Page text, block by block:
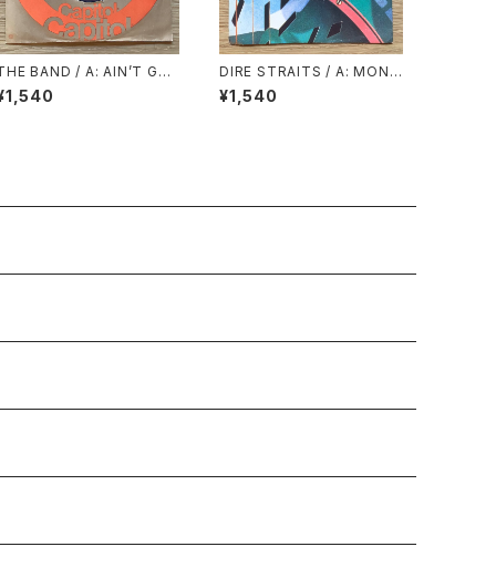
BAND / A: AIN’T GO
NO HOME / B: GET UP
DIRE STRAITS / A: MONE
Y FOR NOTHING / B: LOV
E OVER GOLD (LIVE)
¥1,540